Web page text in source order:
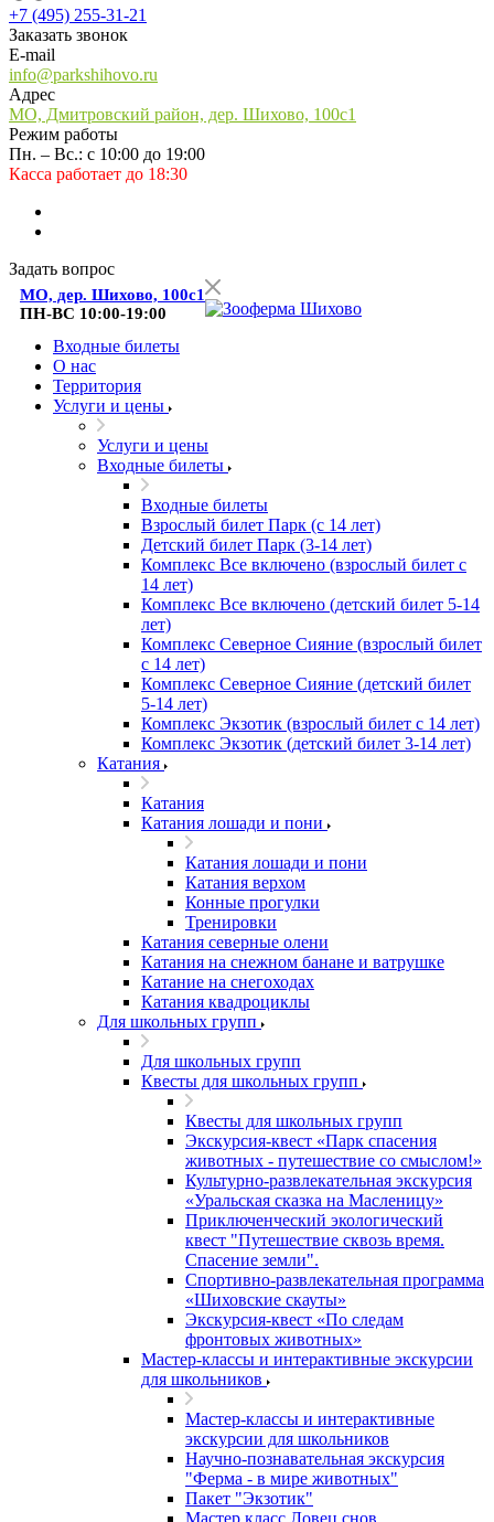
+7 (495) 255-31-21
Заказать звонок
E-mail
info@parkshihovo.ru
Адрес
МО, Дмитровский район, дер. Шихово, 100с1
Режим работы
Пн. – Вс.: с 10:00 до 19:00
Касса работает до 18:30
Задать вопрос
МО, дер. Шихово, 100с1
ПН-ВС 10:00-19:00
Входные билеты
О нас
Территория
Услуги и цены
Услуги и цены
Входные билеты
Входные билеты
Взрослый билет Парк (с 14 лет)
Детский билет Парк (3-14 лет)
Комплекс Все включено (взрослый билет с
14 лет)
Комплекс Все включено (детский билет 5-14
лет)
Комплекс Северное Сияние (взрослый билет
с 14 лет)
Комплекс Северное Сияние (детский билет
5-14 лет)
Комплекс Экзотик (взрослый билет с 14 лет)
Комплекс Экзотик (детский билет 3-14 лет)
Катания
Катания
Катания лошади и пони
Катания лошади и пони
Катания верхом
Конные прогулки
Тренировки
Катания северные олени
Катания на снежном банане и ватрушке
Катание на снегоходах
Катания квадроциклы
Для школьных групп
Для школьных групп
Квесты для школьных групп
Квесты для школьных групп
Экскурсия-квест «Парк спасения
животных - путешествие со смыслом!»
Культурно-развлекательная экскурсия
«Уральская сказка на Масленицу»
Приключенческий экологический
квест "Путешествие сквозь время.
Спасение земли".
Спортивно-развлекательная программа
«Шиховские скауты»
Экскурсия-квест «По следам
фронтовых животных»
Мастер-классы и интерактивные экскурсии
для школьников
Мастер-классы и интерактивные
экскурсии для школьников
Научно-познавательная экскурсия
"Ферма - в мире животных"
Пакет "Экзотик"
Мастер класс Ловец снов